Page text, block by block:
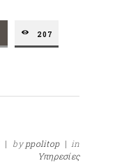
207
| byppolitop | in
Υπηρεσίες